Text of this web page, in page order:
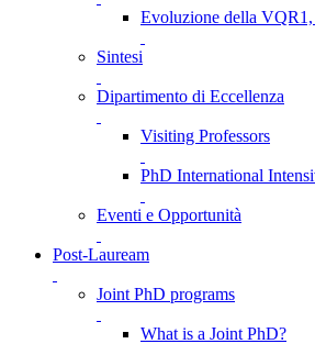
Evoluzione della VQR1,
Sintesi
Dipartimento di Eccellenza
Visiting Professors
PhD International
Eventi e Opportunità
Post-Lauream
Joint PhD programs
What is a Joint PhD?